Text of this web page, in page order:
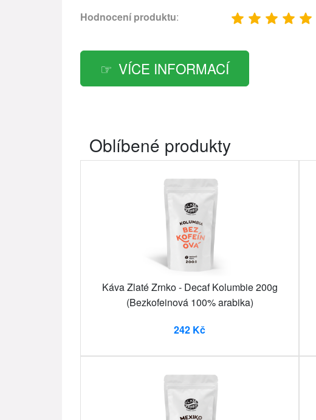
Hodnocení produktu:
VÍCE INFORMACÍ
Oblíbené produkty
Káva Zlaté Zrnko - Decaf Kolumbie 200g
(Bezkofeinová 100% arabika)
242 Kč